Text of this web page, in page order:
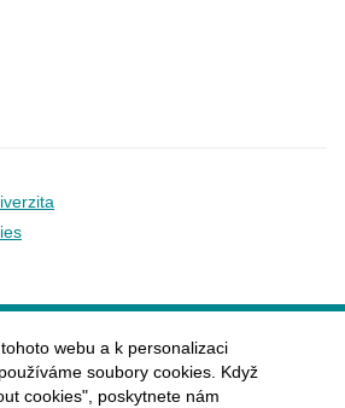
webu a k personalizaci
soubory cookies. Když
cookies", poskytnete nám